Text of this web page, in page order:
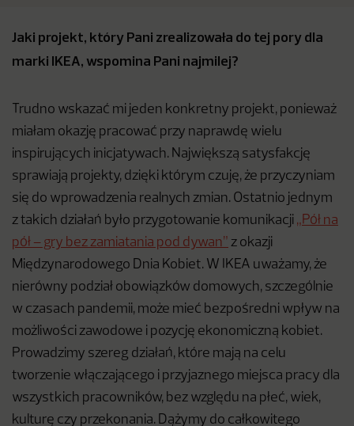
Jaki projekt, który Pani zrealizowała do tej pory dla
marki IKEA, wspomina Pani najmilej?
Trudno wskazać mi jeden konkretny projekt, ponieważ
miałam okazję pracować przy naprawdę wielu
inspirujących inicjatywach. Największą satysfakcję
sprawiają projekty, dzięki którym czuję, że przyczyniam
się do wprowadzenia realnych zmian. Ostatnio jednym
z takich działań było przygotowanie komunikacji „Pół na
pół – gry bez zamiatania pod dywan” z okazji
Międzynarodowego Dnia Kobiet. W IKEA uważamy, że
nierówny podział obowiązków domowych, szczególnie
w czasach pandemii, może mieć bezpośredni wpływ na
możliwości zawodowe i pozycję ekonomiczną kobiet.
Prowadzimy szereg działań, które mają na celu
tworzenie włączającego i przyjaznego miejsca pracy dla
wszystkich pracowników, bez względu na płeć, wiek,
kulturę czy przekonania. Dążymy do całkowitego